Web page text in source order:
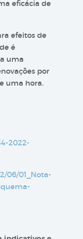
eficácia de
efeitos de
é
uma
por
uma hora.
2022-
06/01_Nota-